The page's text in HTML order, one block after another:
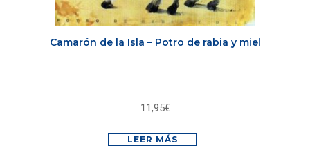
Camarón de la Isla – Potro de rabia y miel
11,95€
LEER MÁS